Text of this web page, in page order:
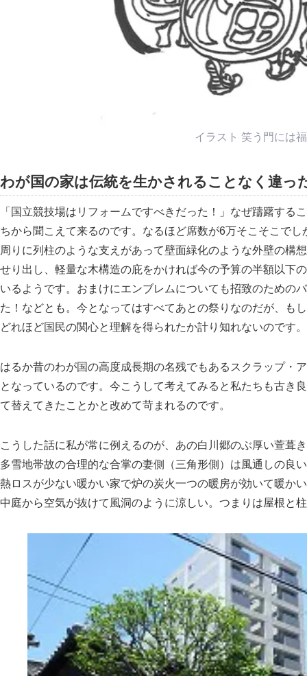
イラスト 笑う門には
わが国の家は伝統を生かされることなく違っ
「国立競技場はリフォームですべきだった！」なぜ躊躇す
ちから聞こえて来るのです。なるほど席数が6万そこそこで
周りに列柱のような支えがあって壁面緑化のような外壁の構
せり出し、軽量な木構造の庇をかければ今の予算の半額以下
いるようです。おまけにエンブレムについても招致のための
た！などとも。今となってはすべてあとの祭りなのだが、も
どれほど国民の関心と理解を得られたか計り知れないのです。
はるか昔のわが国の高度成長期の名残でもあるスクラップ・
となっているのです。今こうして考えてみると私たちも古き
て替えてきたことかと改めて苛まれるのです。
こうした話に私が常に例えるのが、あの白川郷のぶ厚い萱葺
多雪地帯故の合理的な合掌の妻側（三角形側）は風通しの良
熱ロスが少ない暖かい家で炉の炭火一つの暖房が効いて暖か
中庭から空気が抜けて風洞のように涼しい。つまりは屋根と